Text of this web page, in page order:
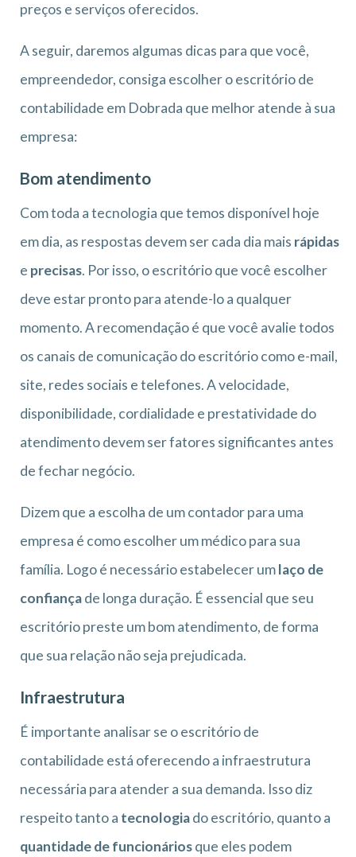
preços e serviços oferecidos.
A seguir, daremos algumas dicas para que você,
empreendedor, consiga escolher o escritório de
contabilidade em Dobrada que melhor atende à sua
empresa:
Bom atendimento
Com toda a tecnologia que temos disponível hoje
em dia, as respostas devem ser cada dia mais rápidas
e precisas. Por isso, o escritório que você escolher
deve estar pronto para atende-lo a qualquer
momento. A recomendação é que você avalie todos
os canais de comunicação do escritório como e-mail,
site, redes sociais e telefones. A velocidade,
disponibilidade, cordialidade e prestatividade do
atendimento devem ser fatores significantes antes
de fechar negócio.
Dizem que a escolha de um contador para uma
empresa é como escolher um médico para sua
família. Logo é necessário estabelecer umlaço de
confiançade longa duração. É essencial que seu
escritório preste um bom atendimento, de forma
que sua relação não seja prejudicada.
Infraestrutura
É importante analisar se o escritório de
contabilidade está oferecendo a infraestrutura
necessária para atender a sua demanda. Isso diz
respeito tanto a tecnologiado escritório, quanto a
quantidade de funcionáriosque eles podem